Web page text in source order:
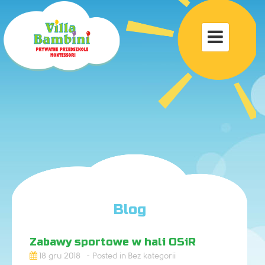
Toggle

Blog
Zabawy sportowe w hali OSiR
18 gru 2018
Bez kategorii